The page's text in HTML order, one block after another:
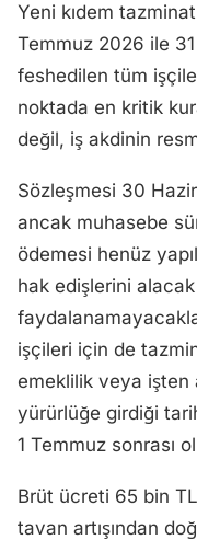
Yeni kıdem
Temmuz 2026 ile
feshedilen tüm
noktada en kritik
değil, iş akdinin
Sözleşmesi 30
ancak muhasebe
ödemesi henüz
hak edişlerini
işçileri için de
emeklilik veya işten
yürürlüğe girdiği
1 Temmuz sonrası
Brüt ücreti 65 bin
tavan artışından